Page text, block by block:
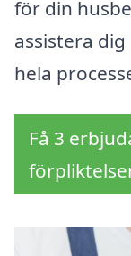
för din
assistera
hela
Få 3